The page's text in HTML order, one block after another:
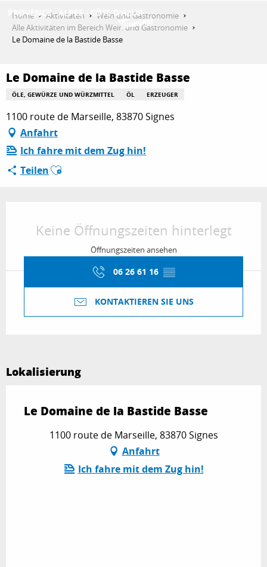
contenu
AKTIVITÄTEN
AUFENTHALT
Home Aktivitäten
Wein und Gastronomie
Alle Aktivitäten im Bereich Wein und Gastronomie
Le Domaine de la Bastide Basse
Le Domaine de la Bastide Basse
ÖLE, GEWÜRZE UND WÜRZMITTEL ÖL ERZEUGER
1100 route de Marseille, 83870 Signes
Anfahrt
Ich fahre mit dem Zug hin!
TeilenAjouter aux favoris
Keine Öffnungszeiten hinterlegt
Öffnungszeiten ansehen
06 26 61 16 ▒▒
KONTAKTIEREN SIE UNS
Lokalisierung
Le Domaine de la Bastide Basse
1100 route de Marseille, 83870 Signes
Anfahrt
Ich fahre mit dem Zug hin!